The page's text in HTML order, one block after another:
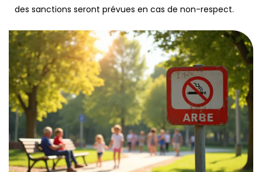
des sanctions seront prévues en cas de non-respect.